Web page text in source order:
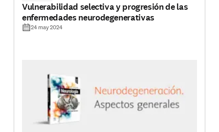
Vulnerabilidad selectiva y progresión de las
enfermedades neurodegenerativas
24 may 2024